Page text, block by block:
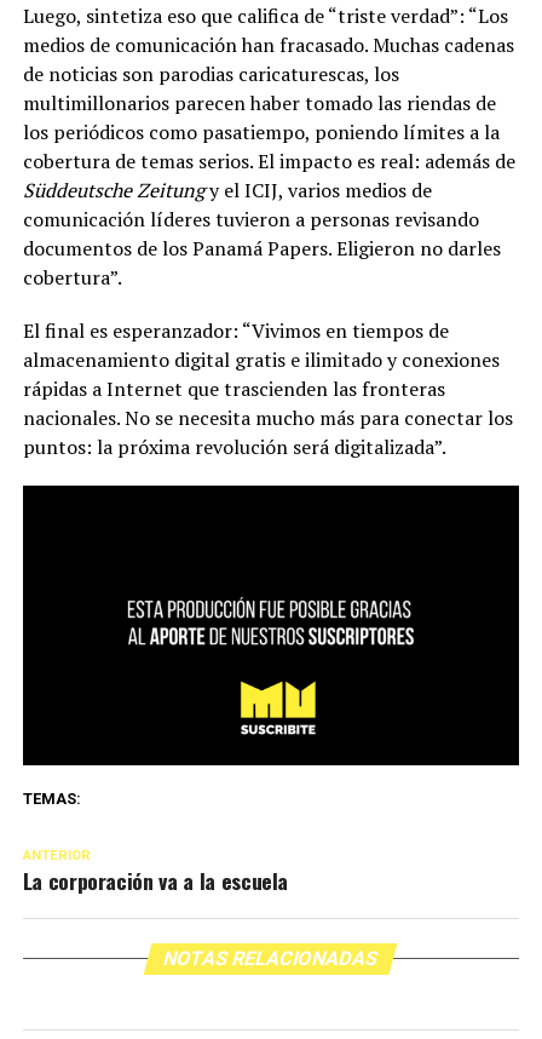
Luego, sintetiza eso que califica de “triste verdad”: “Los
medios de comunicación han fracasado. Muchas cadenas
de noticias son parodias caricaturescas, los
multimillonarios parecen haber tomado las riendas de
los periódicos como pasatiempo, poniendo límites a la
cobertura de temas serios. El impacto es real: además de
Süddeutsche Zeitungy el ICIJ, varios medios de
comunicación líderes tuvieron a personas revisando
documentos de los Panamá Papers. Eligieron no darles
cobertura”.
El final es esperanzador: “Vivimos en tiempos de
almacenamiento digital gratis e ilimitado y conexiones
rápidas a Internet que trascienden las fronteras
nacionales. No se necesita mucho más para conectar los
puntos: la próxima revolución será digitalizada”.
TEMAS:
ANTERIOR
La corporación va a la escuela
NOTAS RELACIONADAS